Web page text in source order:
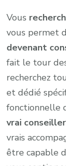
Vous
vous permet
devenant
fait le tour
recherchez
et dédié
fonctionnelle
vrai
vrais
être capable